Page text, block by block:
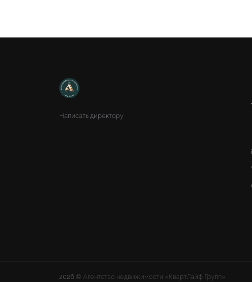
Написать директору
2026 © Агентство недвижимости «КвартЛайф Групп».